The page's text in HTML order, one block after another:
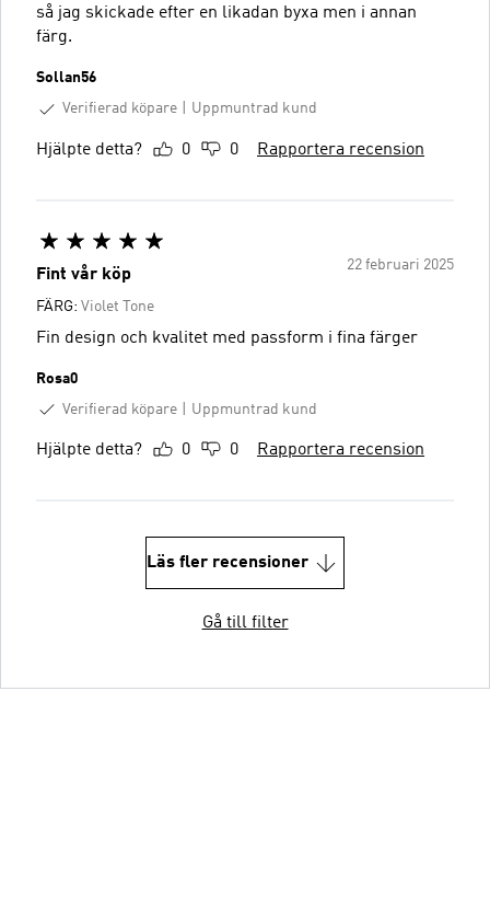
så jag skickade efter en likadan byxa men i annan
färg.
Sollan56
Verifierad köpare
Uppmuntrad kund
Hjälpte detta? 0 0 Rapportera recension
22 februari 2025
Fint vår köp
FÄRG: Violet Tone
Fin design och kvalitet med passform i fina färger
Rosa0
Verifierad köpare
Uppmuntrad kund
Hjälpte detta? 0 0 Rapportera recension
Läs fler recensioner
Gå till filter